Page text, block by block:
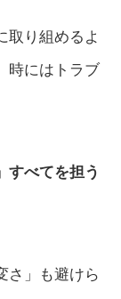
取り組めるよ
時にはトラブ
すべてを担う
さ」も避けら